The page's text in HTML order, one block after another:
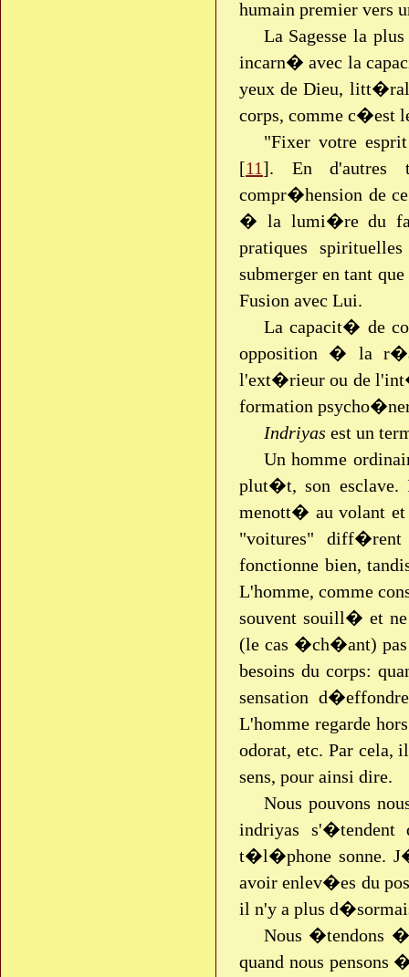
humain premier vers
La Sagesse la
incarn� avec la
yeux de Dieu,
corps, comme c�est
"Fixer votre
[11]. En d'autres
compr�hension de
� la lumi�re du
pratiques
submerger en tant
Fusion avec Lui.
La capacit� de
opposition � la
l'ext�rieur ou de
formation
Indriyas est un
Un homme
plut�t, son
menott� au volant
"voitures"
fonctionne bien,
L'homme, comme
souvent souill� et
(le cas �ch�ant) pas
besoins du corps:
sensation
L'homme regarde
odorat, etc. Par cela,
sens, pour ainsi dire.
Nous pouvons
indriyas s'�tendent
t�l�phone sonne.
avoir enlev�es du
il n'y a plus
Nous �tendons
quand nous pensons